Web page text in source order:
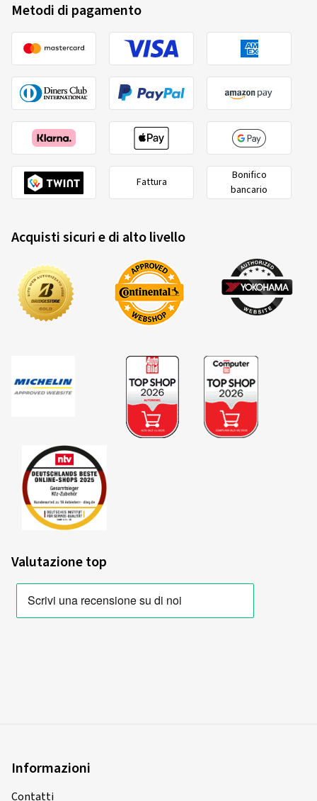
Metodi di pagamento
Fattura
Bonifico
bancario
Acquisti sicuri e di alto livello
Valutazione top
Informazioni
Contatti